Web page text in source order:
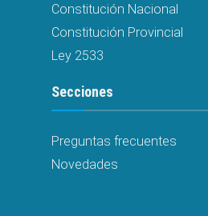
Constitución Nacional
Constitución Provincial
Ley 2533
Secciones
Preguntas frecuentes
Novedades